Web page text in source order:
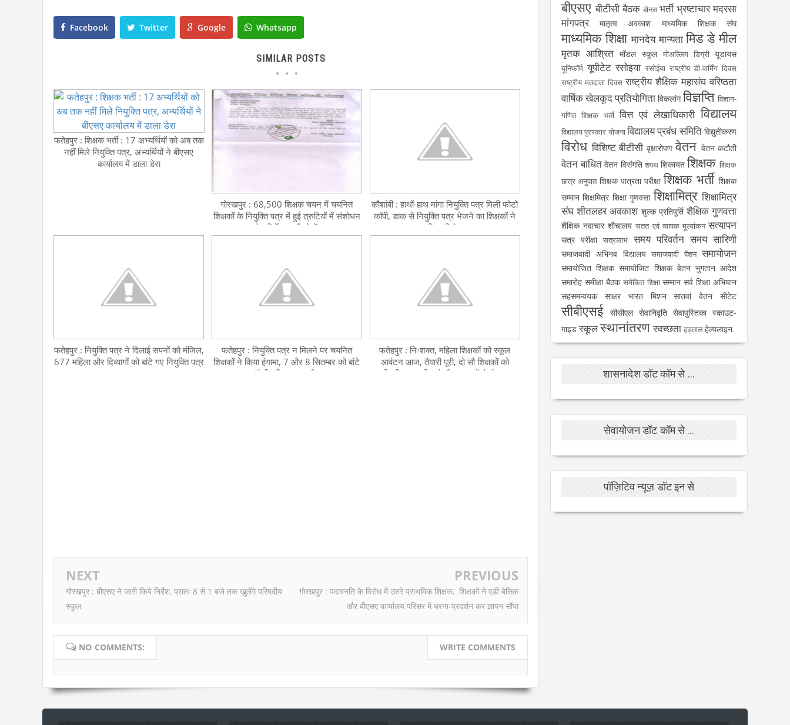
Facebook Twitter Google Whatsapp
SIMILAR POSTS
फतेहपुर : शिक्षक भर्ती : 17 अभ्यर्थियों को अब तक
नहीं मिले नियुक्ति पत्र, अभ्यर्थियों ने बीएसए
कार्यालय में डाला डेरा
गोरखपुर : 68,500 शिक्षक चयन में चयनित
शिक्षकों के नियुक्ति पत्र में हुई त्रुटियों में संशोधन
हेतु निर्देश जारी, देखें
कौशांबी : हाथों-हाथ मांगा नियुक्ति पत्र मिली फोटो
कॉपी, डाक से नियुक्ति पत्र भेजने का शिक्षकों ने
किया विरोध
फतेहपुर : नियुक्ति पत्र ने दिलाई सपनों को मंजिल,
677 महिला और दिव्यागों को बांटे गए नियुक्ति पत्र
फतेहपुर : नियुक्ति पत्र न मिलने पर चयनित
शिक्षकों ने किया हंगामा, 7 और 8 सितम्बर को बांटे
जाएंगे नियुक्ति पत्र - बीएसए
फतेहपुर : निःशक्त, महिला शिक्षकों को स्कूल
आवंटन आज, तैयारी पूरी, दो सौ शिक्षकों को
नियुक्ति पत्र दिलाने बीएसए बसों से ले गए
NEXT
गोरखपुर : बीएसए ने जारी किये निर्देश, प्रातः 8 से 1 बजे तक खुलेंगे परिषदीय
स्कूल
PREVIOUS
गोरखपुर : पदावनति के विरोध में उतरे प्राथमिक शिक्षक, शिक्षकों ने एडी बेसिक
और बीएसए कार्यालय परिसर में धरना-प्रदर्शन कर ज्ञापन सौंपा
NO COMMENTS: WRITE COMMENTS
बीएसए बीटीसी बैठक बोनस भर्ती भ्रष्टाचार मदरसा
मांगपत्र
मातृत्व अवकाश माध्यमिक शिक्षक संघ
माध्यमिक शिक्षा मानदेय मान्यता मिड डे मील
मृतक आश्रित मॉडल स्कूल मोअल्लिम डिग्री यूडायस
यूनिफॉर्म यूपीटेट रसोइया रसोईया राष्ट्रीय डी-वार्मिंग दिवस
राष्ट्रीय मतदाता दिवस राष्ट्रीय शैक्षिक महासंघ वरिष्ठता
वार्षिक खेलकूद प्रतियोगिता विकलांग विज्ञप्ति विज्ञान-
गणित शिक्षक भर्ती वित्त एवं लेखाधिकारी विद्यालय
विद्यालय पुरस्कार योजनाविद्यालय प्रबंध समिति विद्युतीकरण
विरोध विशिष्ट बीटीसी वृक्षारोपण वेतन वेतन कटौती
वेतन बाधित वेतन विसंगति शपथ शिकायत शिक्षक शिक्षक
छात्र अनुपात शिक्षक पात्रता परीक्षा शिक्षक भर्ती शिक्षक
सम्मान शिक्षमित्र शिक्षा गुणवत्ता शिक्षामित्र शिक्षामित्र
संघ शीतलहर अवकाश शुल्क प्रतिपूर्ति शैक्षिक गुणवत्ता
शैक्षिक नवाचार शौचालय सतत एवं व्यापक मूल्यांकन सत्यापन
सत्र परीक्षा सत्रलाभ समय परिवर्तन समय सारिणी
समाजवादी अभिनव विद्यालय समाजवादी पेंशन समायोजन
समायोजित शिक्षक समायोजित शिक्षक वेतन भुगतान आदेश
समारोह समीक्षा बैठक समेकित शिक्षा सम्मान सर्व शिक्षा अभियान
सहसमन्वयक
साक्षर भारत मिशन सातवां वेतन सीटेट
सीबीएसई सीसीएल सेवानिवृति सेवापुस्तिका स्काउट-
गाइड स्कूलस्थानांतरण स्वच्छता हड़तालहेल्पलाइन
शासनादेश डॉट कॉम से ...
सेवायोजन डॉट कॉम से ...
पॉज़िटिव न्यूज़ डॉट इन से